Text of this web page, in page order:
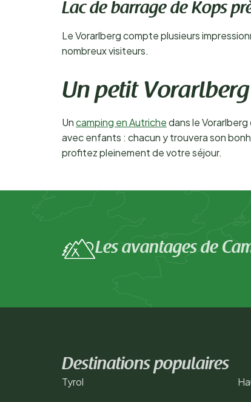
Lac de barrage de Kops
Le Vorarlberg compte plusieurs
nombreux visiteurs.
Un petit
Uncamping en Autrichedans le
avec enfants : chacun y trouvera son
profitez pleinement de votre séjour.
Les avantages de
Destinations populaires
Tyrol